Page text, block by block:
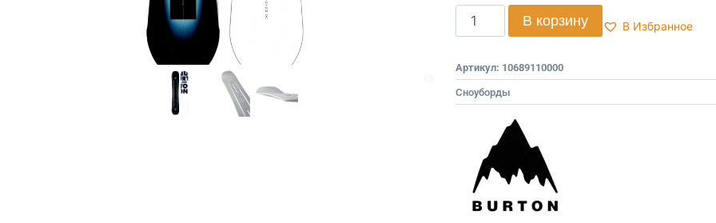
В корзину В Избранное
Артикул: 10689110000
Сноуборды